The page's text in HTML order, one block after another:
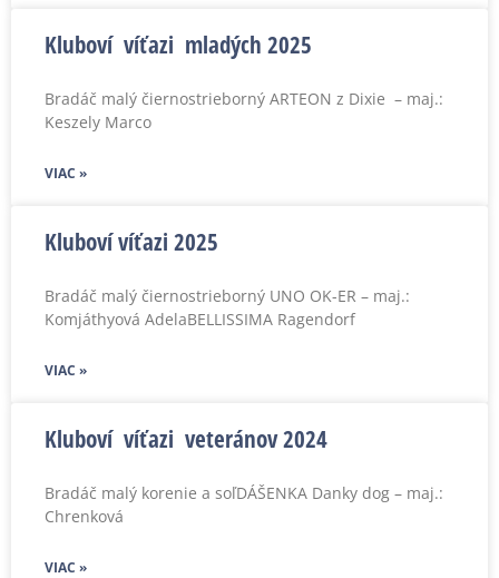
Kluboví víťazi mladých 2025
Bradáč malý čiernostrieborný ARTEON z Dixie – maj.:
Keszely Marco
VIAC »
Kluboví víťazi 2025
Bradáč malý čiernostrieborný UNO OK-ER – maj.:
Komjáthyová AdelaBELLISSIMA Ragendorf
VIAC »
Kluboví víťazi veteránov 2024
Bradáč malý korenie a soľDÁŠENKA Danky dog – maj.:
Chrenková
VIAC »